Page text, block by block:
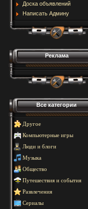
Доска объявлений
Написать Админу
Реклама
Все категории
Другое
Компьютерные игры
Люди и блоги
Музыка
Общество
Путешествия и события
Развлечения
Сериалы